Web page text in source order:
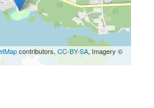
contributors, CC-BY-SA, Imagery ©